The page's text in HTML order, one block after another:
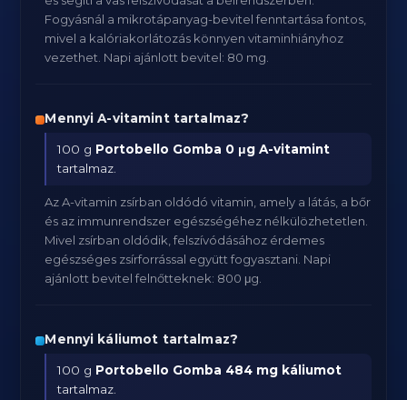
Fogyásnál a mikrotápanyag-bevitel fenntartása fontos,
mivel a kalóriakorlátozás könnyen vitaminhiányhoz
vezethet. Napi ajánlott bevitel: 80 mg.
Mennyi A-vitamint tartalmaz?
100 g Portobello Gomba 0 μg A-vitamint
tartalmaz.
Az A-vitamin zsírban oldódó vitamin, amely a látás, a bőr
és az immunrendszer egészségéhez nélkülözhetetlen.
Mivel zsírban oldódik, felszívódásához érdemes
egészséges zsírforrással együtt fogyasztani. Napi
ajánlott bevitel felnőtteknek: 800 μg.
Mennyi káliumot tartalmaz?
100 g Portobello Gomba 484 mg káliumot
tartalmaz.